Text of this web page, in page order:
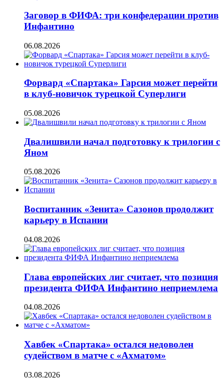
Заговор в ФИФА: три конфедерации против
Инфантино
06.08.2026
Форвард «Спартака» Гарсия может перейти
в клуб-новичок турецкой Суперлиги
05.08.2026
Двалишвили начал подготовку к трилогии с
Яном
05.08.2026
Воспитанник «Зенита» Сазонов продолжит
карьеру в Испании
04.08.2026
Глава европейских лиг считает, что позиция
президента ФИФА Инфантино неприемлема
04.08.2026
Хавбек «Спартака» остался недоволен
судейством в матче с «Ахматом»
03.08.2026